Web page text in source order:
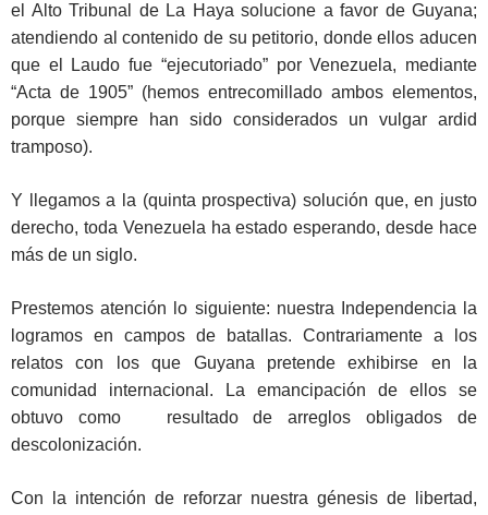
el Alto Tribunal de La Haya solucione a favor de Guyana;
atendiendo al contenido de su petitorio, donde ellos aducen
que el Laudo fue “ejecutoriado” por Venezuela, mediante
“Acta de 1905” (hemos entrecomillado ambos elementos,
porque siempre han sido considerados un vulgar ardid
tramposo).
Y llegamos a la (quinta prospectiva) solución que, en justo
derecho, toda Venezuela ha estado esperando, desde hace
más de un siglo.
Prestemos atención lo siguiente: nuestra Independencia la
logramos en campos de batallas. Contrariamente a los
relatos con los que Guyana pretende exhibirse en la
comunidad internacional. La emancipación de ellos se
obtuvo como resultado de arreglos obligados de
descolonización.
Con la intención de reforzar nuestra génesis de libertad,